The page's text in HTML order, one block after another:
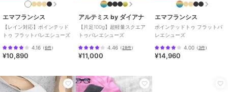
・ワイズ:21.0cm
・幅:7.9cm
・ヒールの高さ:0.9cm
230サイズ (23.0cm)
・長さ:24.1cm
・幅:8.0cm
・ヒールの高さ:0.9cm
エマフランシス
【レイン対応】ポインテッド
トゥ フラットバレエシューズ
4.16 （6件）
¥10,890
アルテミス by ダイアナ
【片足100g】超軽量スクエア
トゥバレエシューズ
4.46 （28件）
¥11,000
エマフランシス
ポインテッドトゥ フラットバ
レエシューズ
4.00（3件）
¥14,960